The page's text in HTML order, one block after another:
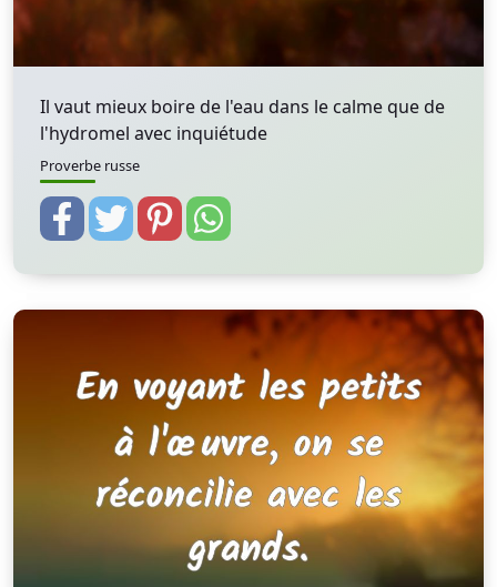
Il vaut mieux boire de l'eau dans le calme que de
l'hydromel avec inquiétude
Proverbe russe